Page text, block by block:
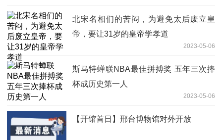
北宋名相们的苦闷，为避免太后废立皇
帝，要让31岁的皇帝学孝道
2023-05-06
斯马特蝉联NBA最佳拼搏奖 五年三次捧
杯成历史第一人
2023-05-06
【开馆首日】邢台博物馆对外开放